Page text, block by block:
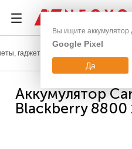
гаджеты
Аккумулятор
Blackberry 8800
Вы ищите аккумулятор
Google Pixel
Да